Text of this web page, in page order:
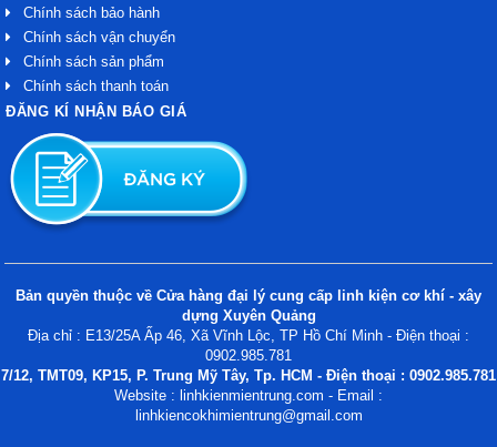
Chính sách bảo hành
Chính sách vận chuyển
Chính sách sản phẩm
Chính sách thanh toán
ĐĂNG KÍ NHẬN BÁO GIÁ
Bản quyền thuộc về Cửa hàng đại lý cung cấp linh kiện cơ khí - xây
dựng Xuyên Quảng
Địa chỉ : E13/25A Ấp 46, Xã Vĩnh Lộc, TP Hồ Chí Minh - Điện thoại :
0902.985.781
7/12, TMT09, KP15, P. Trung Mỹ Tây, Tp. HCM - Điện thoại : 0902.985.781
Website : linhkienmientrung.com - Email :
linhkiencokhimientrung@gmail.com